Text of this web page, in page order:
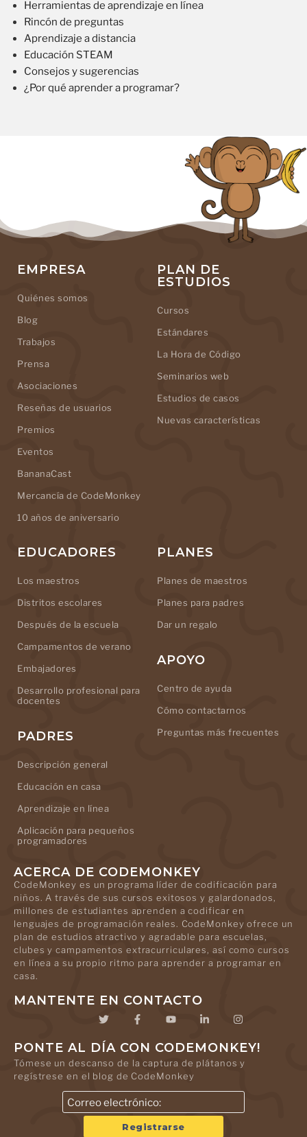
Herramientas de aprendizaje en línea
Rincón de preguntas
Aprendizaje a distancia
Educación STEAM
Consejos y sugerencias
¿Por qué aprender a programar?
EMPRESA
Quiénes somos
Blog
Trabajos
Prensa
Asociaciones
Reseñas de usuarios
Premios
Eventos
BananaCast
Mercancía de CodeMonkey
10 años de aniversario
PLAN DE
ESTUDIOS
Cursos
Estándares
La Hora de Código
Seminarios web
Estudios de casos
Nuevas características
EDUCADORES
Los maestros
Distritos escolares
Después de la escuela
Campamentos de verano
Embajadores
Desarrollo profesional para
docentes
PADRES
Descripción general
Educación en casa
Aprendizaje en línea
Aplicación para pequeños
programadores
PLANES
Planes de maestros
Planes para padres
Dar un regalo
APOYO
Centro de ayuda
Cómo contactarnos
Preguntas más frecuentes
ACERCA DE CODEMONKEY
CodeMonkey es un programa líder de codificación para
niños. A través de sus cursos exitosos y galardonados,
millones de estudiantes aprenden a codificar en
lenguajes de programación reales. CodeMonkey ofrece un
plan de estudios atractivo y agradable para escuelas,
clubes y campamentos extracurriculares, así como cursos
en línea a su propio ritmo para aprender a programar en
casa.
MANTENTE EN CONTACTO
PONTE AL DÍA CON CODEMONKEY!
Tómese un descanso de la captura de plátanos y
regístrese en el blog de CodeMonkey